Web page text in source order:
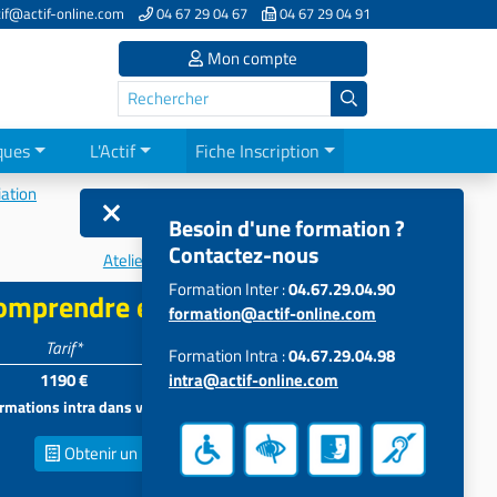
online.com 04 67 29 04 67 04 67 29 04 91
Mon compte
L'Actif Fiche Inscription
Atelier d'animation à l'éducation...
et s'affirmer
Tarif*
1190 €
Participants
4 à 12
intra dans vos locaux
Obtenir un Devis inter
Besoin d'une formation ?
Contactez-nous
Formation Inter :04.67.29.04.90
formation@actif-online.com
Formation Intra :04.67.29.04.98
intra@actif-online.com